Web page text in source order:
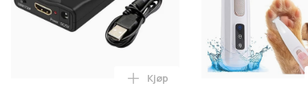
Legg SCART til HDMI-omformer
Kjøp